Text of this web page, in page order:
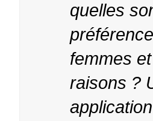
quelles
femmes
raisons ?